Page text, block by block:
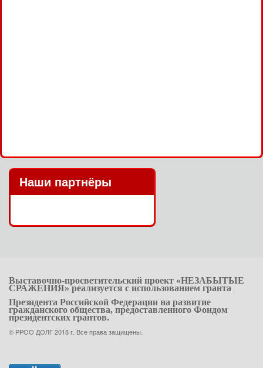
Наши партнёры
Выставочно-просветительский проект «НЕЗАБЫТЫЕ
СРАЖЕНИЯ» реализуется с использованием гранта
Президента Российской Федерации на развитие
гражданского общества, предоставленного Фондом
президентских грантов.
© РРOO ДОЛГ 2018 г. Все права защищены.